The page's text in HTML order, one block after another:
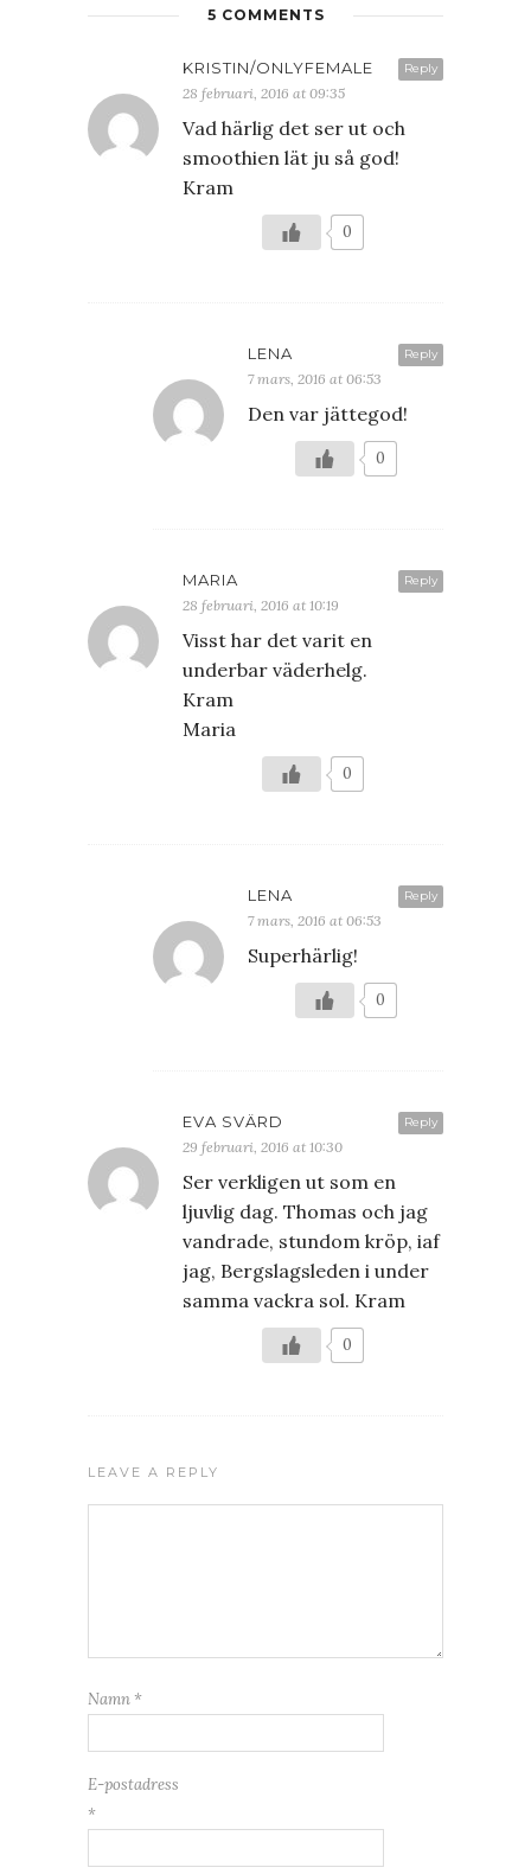
5 COMMENTS
Reply
KRISTIN/ONLYFEMALE
28 februari, 2016 at 09:35
Vad härlig det ser ut och
smoothien lät ju så god!
Kram
0
Reply
LENA
7 mars, 2016 at 06:53
Den var jättegod!
0
Reply
MARIA
28 februari, 2016 at 10:19
Visst har det varit en
underbar väderhelg.
Kram
Maria
0
Reply
LENA
7 mars, 2016 at 06:53
Superhärlig!
0
Reply
EVA SVÄRD
29 februari, 2016 at 10:30
Ser verkligen ut som en
ljuvlig dag. Thomas och jag
vandrade, stundom kröp, iaf
jag, Bergslagsleden i under
samma vackra sol. Kram
0
LEAVE A REPLY
Namn *
E-postadress
*